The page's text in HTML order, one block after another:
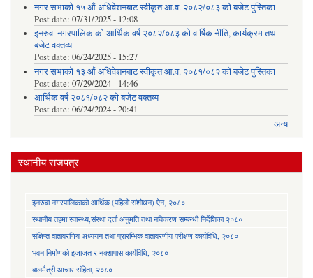
नगर सभाको १५ औं अधिवेशनबाट स्वीकृत आ.व. २०८२/०८३ को बजेट पुस्तिका
Post date: 07/31/2025 - 12:08
इनरुवा नगरपालिकाको आर्थिक वर्ष २०८२/०८३ को वार्षिक नीति, कार्यक्रम तथा
बजेट वक्तव्य
Post date: 06/24/2025 - 15:27
नगर सभाको १३ औं अधिवेशनबाट स्वीकृत आ.व. २०८१/०८२ को बजेट पुस्तिका
Post date: 07/29/2024 - 14:46
आर्थिक वर्ष २०८१/०८२ को बजेट वक्तव्य
Post date: 06/24/2024 - 20:41
अन्य
स्थानीय राजपत्र
इनरुवा नगरपालिकाको आर्थिक (पहिलो संशोधन) ऐन, २०८०
स्थानीय तहमा स्वास्थ्य,संस्था दर्ता अनुमति तथा नविकरण सम्बन्धी निर्देशिका २०८०
संक्षिप्त वातावरणिय अध्ययन तथा प्रारम्भिक वातावरणीय परीक्षण कार्यविधि, २०८०
भवन निर्माणको इजाजत र नक्शापास कार्यविधि, २०८०
बालमैत्री आचार संहिता, २०८०